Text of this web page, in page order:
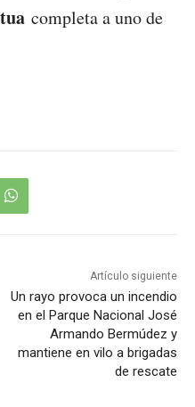
completa a uno de
Artículo siguiente
Un rayo provoca un incendio
en el Parque Nacional José
Armando Bermúdez y
mantiene en vilo a brigadas
de rescate